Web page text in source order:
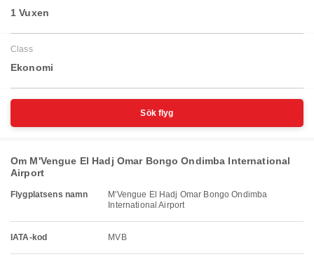
1 Vuxen
Class
Ekonomi
Sök flyg
Om M'Vengue El Hadj Omar Bongo Ondimba International
Airport
Flygplatsens namn
M'Vengue El Hadj Omar Bongo Ondimba
International Airport
IATA-kod MVB